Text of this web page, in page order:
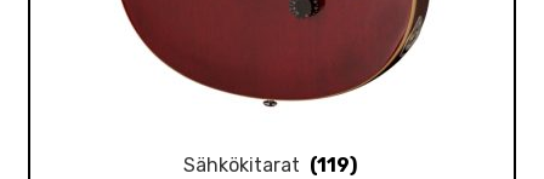
Sähkökitarat (119)